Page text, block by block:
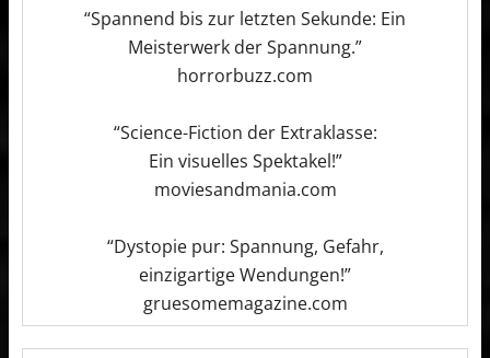
“Spannend bis zur letzten Sekunde: Ein
Meisterwerk der Spannung.”
horrorbuzz.com
“Science-Fiction der Extraklasse:
Ein visuelles Spektakel!”
moviesandmania.com
“Dystopie pur: Spannung, Gefahr,
einzigartige Wendungen!”
gruesomemagazine.com